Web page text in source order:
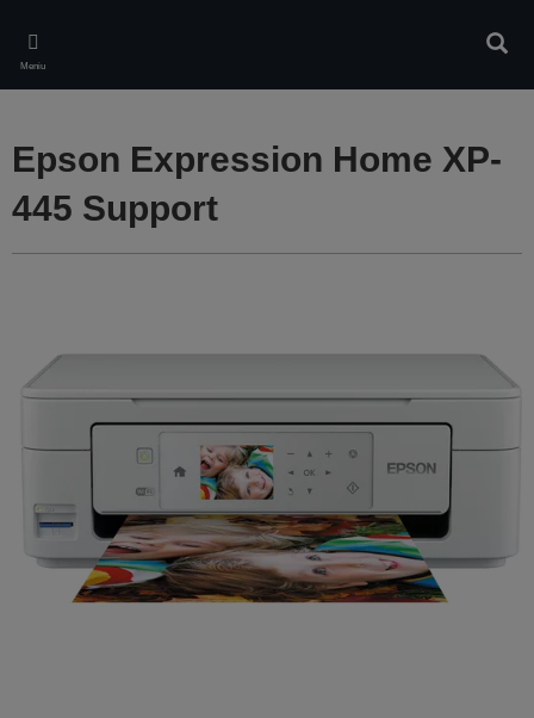
main
content
Meniu
Epson Expression Home XP-
445 Support